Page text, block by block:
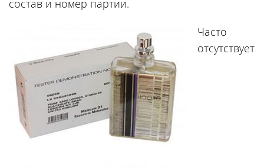
состав и номер партии.
Часто
отсутствует